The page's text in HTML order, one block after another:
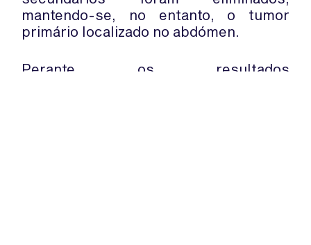
mantendo-se, no entanto, o tumor
primário localizado no abdómen.
Perante os resultados